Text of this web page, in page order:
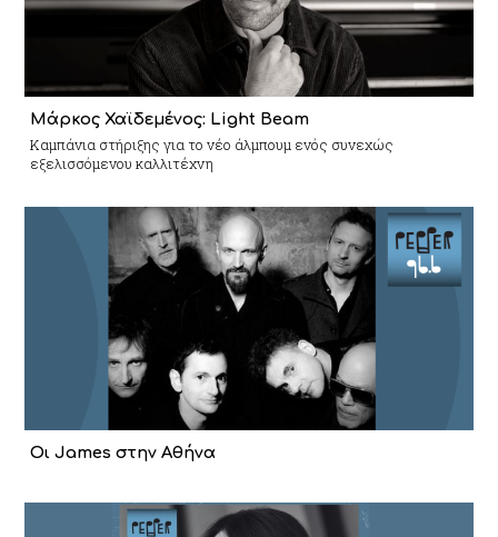
Μάρκος Χαϊδεμένος: Light Beam
Καμπάνια στήριξης για το νέο άλμπουμ ενός συνεχώς
εξελισσόμενου καλλιτέχνη
Οι James στην Αθήνα